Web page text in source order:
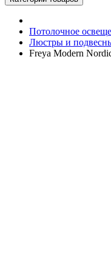
Потолочное
Люстры и
Freya Modern